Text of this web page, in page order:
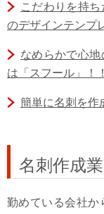
こだわりを持
のデザインテンプ
なめらかで心
は「スフール」！！
簡単に名刺を作
名刺作成
勤めている会社か